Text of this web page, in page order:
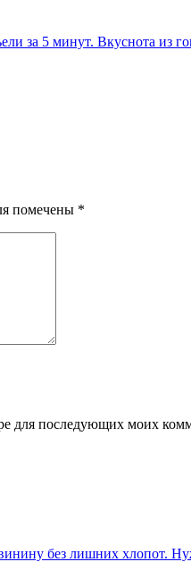
за 5 минут. Вкуснота из
помечены *
для последующих моих
без лишних хлопот.